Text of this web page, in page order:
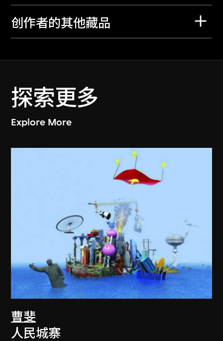
创作者的其他藏品
探索更多
Explore More
曹斐
人民城寨